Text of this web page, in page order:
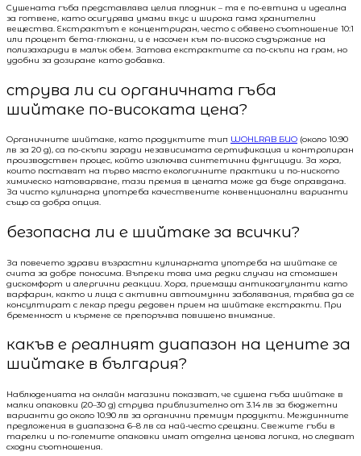
Сушената гъба представлява целия плодник – тя е по-евтина и идеална
за готвене, като осигурява умами вкус и широка гама хранителни
вещества. Екстрактът е концентриран, често с обявено съотношение 10:1
или процент бета-глюкани, и е насочен към по-високо съдържание на
полизахариди в малък обем. Затова екстрактите са по-скъпи на грам, но
удобни за дозиране като добавка.
струва ли си органичната гъба
шийтаке по-високата цена?
Органичните шийтаке, като продуктите тип WOHLRAB БИО (около 10.90
лв за 20 g), са по-скъпи заради независимата сертификация и контролиран
производствен процес, който изключва синтетични фунгициди. За хора,
които поставят на първо място екологичните практики и по-ниското
химическо натоварване, тази премия в цената може да бъде оправдана.
За чисто кулинарна употреба качествените конвенционални варианти
също са добра опция.
безопасна ли е шийтаке за всички?
За повечето здрави възрастни кулинарната употреба на шийтаке се
счита за добре поносима. Въпреки това има редки случаи на стомашен
дискомфорт и алергични реакции. Хора, приемащи антикоагуланти като
варфарин, както и лица с активни автоимунни заболявания, трябва да се
консултират с лекар преди редовен прием на шийтаке екстракти. При
бременност и кърмене се препоръчва повишено внимание.
какъв е реалният диапазон на цените за
шийтаке в българия?
Наблюденията на онлайн магазини показват, че сушена гъба шийтаке в
малки опаковки (20–30 g) струва приблизително от 3.14 лв за бюджетни
варианти до около 10.90 лв за органични премиум продукти. Междинните
предложения в диапазона 6–8 лв са най-често срещани. Свежите гъби в
тарелки и по-големите опаковки имат отделна ценова логика, но следват
сходни съотношения.